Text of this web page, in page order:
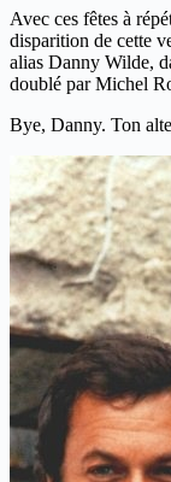
Avec ces fêtes à
disparition de cette
alias Danny Wilde,
doublé par Michel
Bye, Danny. Ton